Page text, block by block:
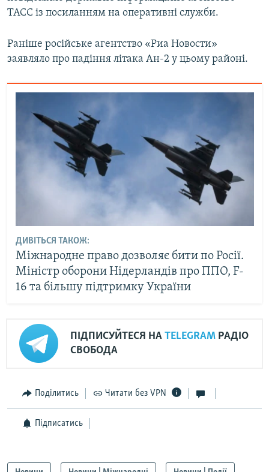
ТАСС із посиланням на оперативні служби.
Раніше російське агентство «Риа Новости»
заявляло про падіння літака Ан-2 у цьому районі.
ДИВІТЬСЯ ТАКОЖ:
Міжнародне право дозволяє бити по Росії.
Міністр оборони Нідерландів про ППО, F-
16 та більшу підтримку України
ПІДПИСУЙТЕСЯ НА TELEGRAM РАДІО
СВОБОДА
Поділитись Читати без VPN
Підписатись